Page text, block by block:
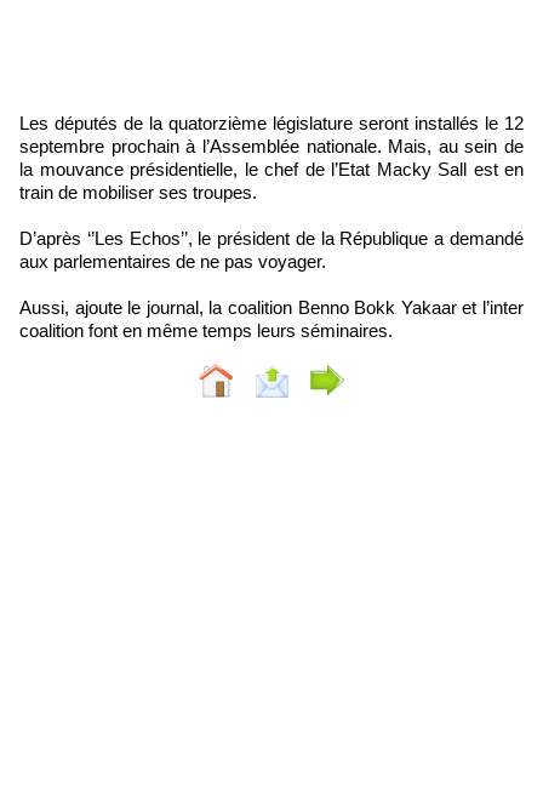
Les députés de la quatorzième législature seront installés le 12
septembre prochain à l’Assemblée nationale. Mais, au sein de
la mouvance présidentielle, le chef de l’Etat Macky Sall est en
train de mobiliser ses troupes.
D’après ‘’Les Echos’’, le président de la République a demandé
aux parlementaires de ne pas voyager.
Aussi, ajoute le journal, la coalition Benno Bokk Yakaar et l’inter
coalition font en même temps leurs séminaires.